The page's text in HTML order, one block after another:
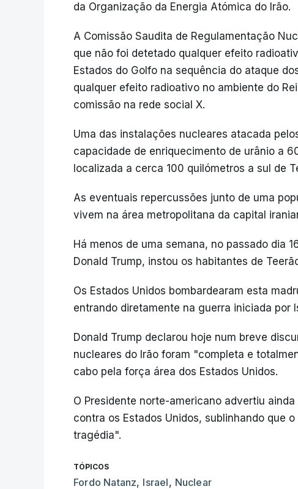
da Organização da Energia Atómica do Irão.
A Comissão Saudita de Regulamentação
que não foi detetado qualquer efeito
Estados do Golfo na sequência do ataque
qualquer efeito radioativo no ambiente do
comissão na rede social X.
Uma das instalações nucleares atacada
capacidade de enriquecimento de urânio a
localizada a cerca 100 quilómetros a sul de
As eventuais repercussões junto de uma
vivem na área metropolitana da capital
Há menos de uma semana, no passado dia
Donald Trump, instou os habitantes de
Os Estados Unidos bombardearam esta
entrando diretamente na guerra iniciada por
Donald Trump declarou hoje num breve
nucleares do Irão foram "completa e
cabo pela força área dos Estados Unidos.
O Presidente norte-americano advertiu
contra os Estados Unidos, sublinhando que
tragédia".
TÓPICOS
Fordo Natanz, Israel, Nuclear